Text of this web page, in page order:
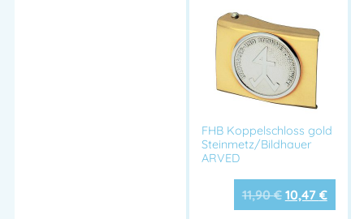
FHB Koppelschloss gold
Steinmetz/Bildhauer
ARVED
11,90€ 10,47 €